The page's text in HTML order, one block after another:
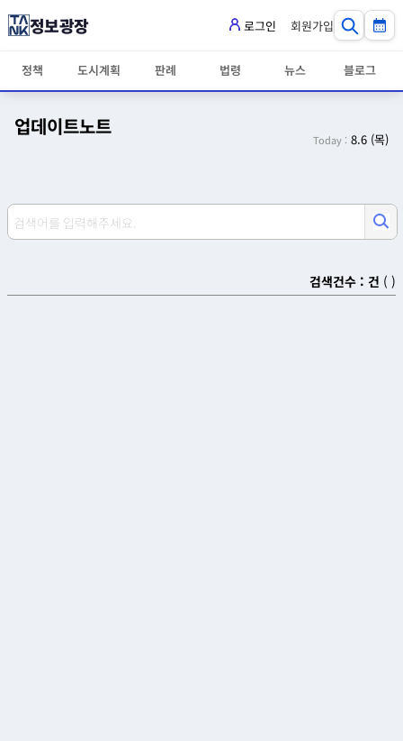
정보광장 로그인 회원가입
정책 도시계획 판례 법령 뉴스 블로그
업데이트노트
Today : 8.6 (목)
검색건수 : 건 ( )